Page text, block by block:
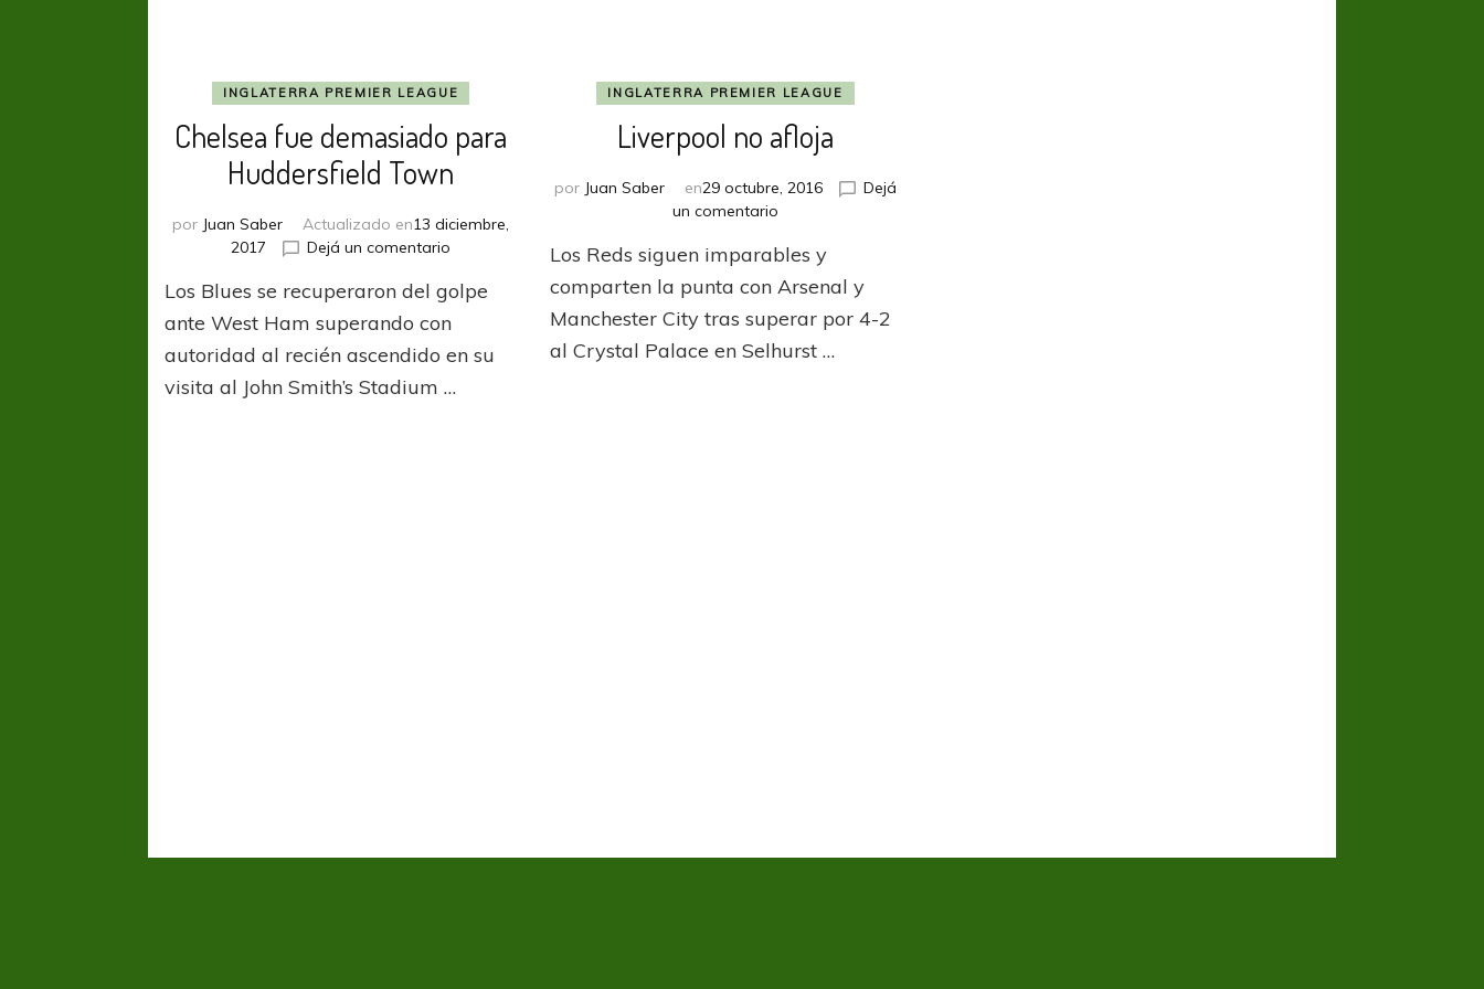
INGLATERRA PREMIER LEAGUE
Chelsea fue demasiado para
Huddersfield Town
por Juan Saber Actualizado en13 diciembre,
2017
Dejá un comentario
fue
Huddersfield
Los Blues se recuperaron del golpe
ante West Ham superando con
autoridad al recién ascendido en su
visita al John Smith’s Stadium …
INGLATERRA PREMIER LEAGUE
Liverpool no afloja
por Juan Saber en29 octubre, 2016
Dejá
un comentarioen
no
afloja
Los Reds siguen imparables y
comparten la punta con Arsenal y
Manchester City tras superar por 4-2
al Crystal Palace en Selhurst …